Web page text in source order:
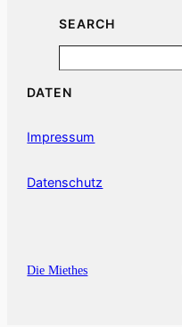
SEARCH
DATEN
Impressum
Datenschutz
Die Miethes